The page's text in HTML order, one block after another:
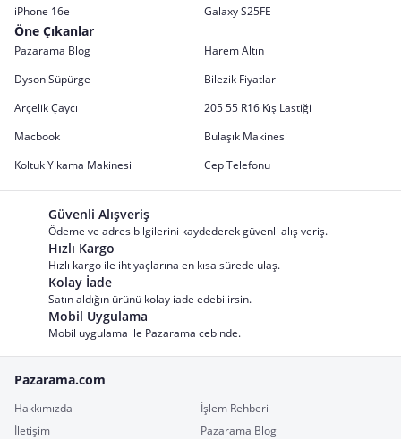
iPhone 16e
Galaxy S25FE
Öne Çıkanlar
Pazarama Blog
Harem Altın
Dyson Süpürge
Bilezik Fiyatları
Arçelik Çaycı
205 55 R16 Kış Lastiği
Macbook
Bulaşık Makinesi
Koltuk Yıkama Makinesi
Cep Telefonu
Güvenli Alışveriş
Ödeme ve adres bilgilerini kaydederek güvenli alış veriş.
Hızlı Kargo
Hızlı kargo ile ihtiyaçlarına en kısa sürede ulaş.
Kolay İade
Satın aldığın ürünü kolay iade edebilirsin.
Mobil Uygulama
Mobil uygulama ile Pazarama cebinde.
Pazarama.com
Hakkımızda
İşlem Rehberi
İletişim
Pazarama Blog